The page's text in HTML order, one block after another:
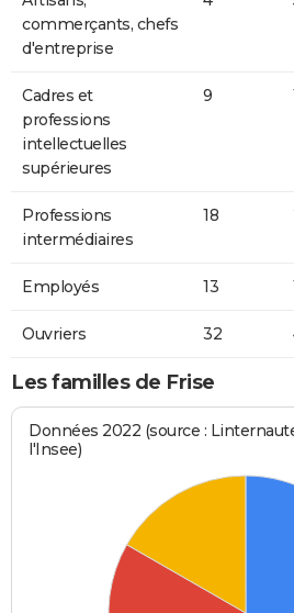
commerçants, chefs
d'entreprise
Cadres et
professions
intellectuelles
supérieures
9
Professions
intermédiaires
18
Employés 13
Ouvriers 32
Les familles de Frise
Données 2022 (source :
l'Insee)